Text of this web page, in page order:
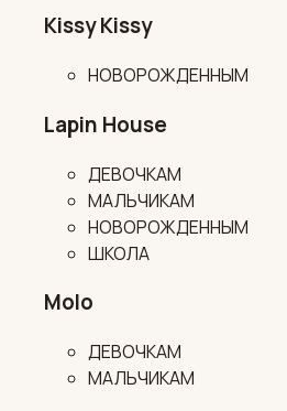
Kissy Kissy
НОВОРОЖДЕННЫМ
Lapin House
ДЕВОЧКАМ
МАЛЬЧИКАМ
НОВОРОЖДЕННЫМ
ШКОЛА
Molo
ДЕВОЧКАМ
МАЛЬЧИКАМ